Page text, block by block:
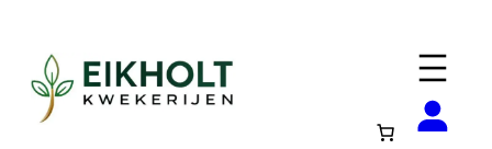
inhoud